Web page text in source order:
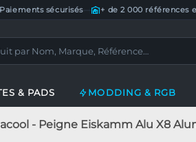
Paiements sécurisés— + de 2 000 références
& PADS MODDING & RGB
- Peigne Eiskamm Alu X8